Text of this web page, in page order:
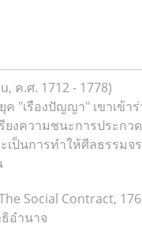
ค.ศ. 1712 - 1778)
เรืองปัญญา" เขาเข้า
รียงความชนะการประ
ป็นการทำให้ศีลธรรมจ
Social Contract,
อำนาจ